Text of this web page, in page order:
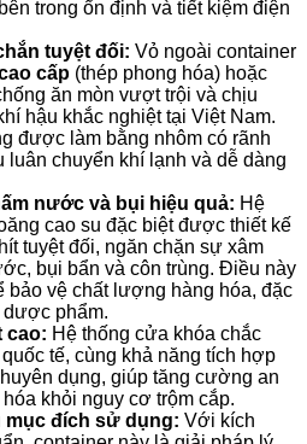
trong ổn định và tiết kiệm điện
tuyệt đối: Vỏ ngoài container
cấp (thép phong hóa) hoặc
ăn mòn vượt trội và chịu
hậu khắc nghiệt tại Việt Nam.
được làm bằng nhôm có rãnh
luân chuyển khí lạnh và dễ dàng
nước và bụi hiệu quả: Hệ
cao su đặc biệt được thiết kế
tuyệt đối, ngăn chặn sự xâm
bụi bẩn và côn trùng. Điều này
bảo vệ chất lượng hàng hóa, đặc
dược phẩm.
cao: Hệ thống cửa khóa chắc
tế, cùng khả năng tích hợp
dụng, giúp tăng cường an
khỏi nguy cơ trộm cắp.
mục đích sử dụng: Với kích